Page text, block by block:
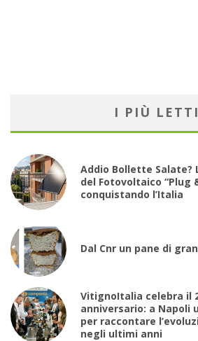
I PIÙ LETTI
Addio Bollette Salate?
del Fotovoltaico “Plug
conquistando l’Italia
Dal Cnr un pane di
VitignoItalia celebra il
anniversario: a Napoli
per raccontare
negli ultimi anni